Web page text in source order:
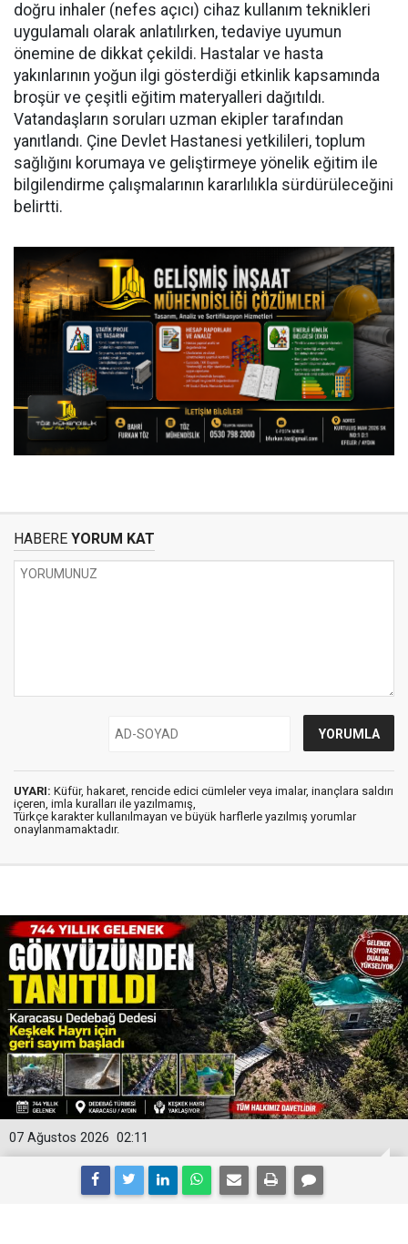
doğru inhaler (nefes açıcı) cihaz kullanım teknikleri
uygulamalı olarak anlatılırken, tedaviye uyumun
önemine de dikkat çekildi. Hastalar ve hasta
yakınlarının yoğun ilgi gösterdiği etkinlik kapsamında
broşür ve çeşitli eğitim materyalleri dağıtıldı.
Vatandaşların soruları uzman ekipler tarafından
yanıtlandı. Çine Devlet Hastanesi yetkilileri, toplum
sağlığını korumaya ve geliştirmeye yönelik eğitim ile
bilgilendirme çalışmalarının kararlılıkla sürdürüleceğini
belirtti.
HABERE YORUM KAT
UYARI: Küfür, hakaret, rencide edici cümleler veya imalar, inançlara saldırı
içeren, imla kuralları ile yazılmamış,
Türkçe karakter kullanılmayan ve büyük harflerle yazılmış yorumlar
onaylanmamaktadır.
02:11
07 Ağustos 2026